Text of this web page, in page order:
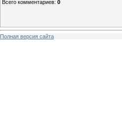
Всего комментариев: 0
Полная версия сайта